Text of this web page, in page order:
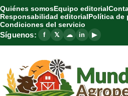
Quiénes somosEquipo editorial
Responsabilidad editorialPolítica de
Condiciones del servicio
Síguenos: f 𝕏 ☁ in ▶